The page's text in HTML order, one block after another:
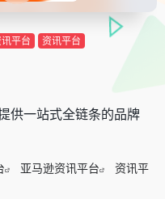
平台 资讯平台
供一站式全链条的品牌
亚马逊资讯平台
资讯平